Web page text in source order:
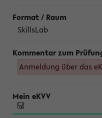
SkillsLab
Anmeldung über das